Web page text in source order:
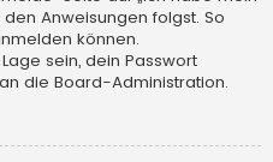
Anweisungen folgst. So
können.
sein, dein Passwort
die Board-Administration.